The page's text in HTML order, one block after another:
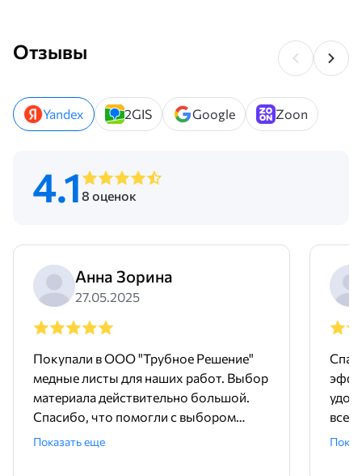
Отзывы
Yandex 2GIS Google Zoon
4.1 8 оценок
Анна Зорина
27.05.2025
Покупали в ООО "Трубное Решение"
медные листы для наших работ. Выбор
материала действительно большой.
Спасибо, что помогли с выбором
размеров. Доставили без задержек и в
Показать еще